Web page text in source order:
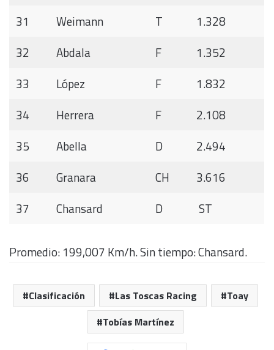
31
Weimann T
1.328
32
Abdala F
1.352
33
López F
1.832
34
Herrera F
2.108
35
Abella D
2.494
36
Granara CH
3.616
37
Chansard D ST
Promedio: 199,007 Km/h. Sin tiempo: Chansard.
Clasificación Las Toscas Racing
Toay
Tobías Martínez